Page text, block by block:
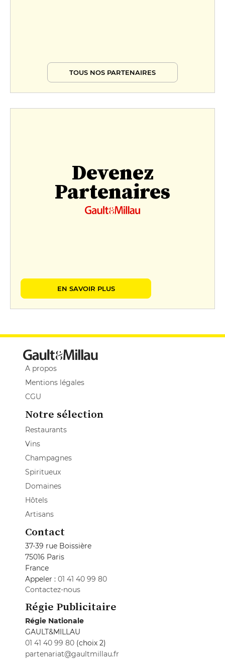
TOUS NOS PARTENAIRES
Devenez
Partenaires
EN SAVOIR PLUS
A propos
Mentions légales
CGU
Notre sélection
Restaurants
Vins
Champagnes
Spiritueux
Domaines
Hôtels
Artisans
Contact
37-39 rue Boissière
75016 Paris
France
Appeler : 01 41 40 99 80
Contactez-nous
Régie Publicitaire
Régie Nationale
GAULT&MILLAU
01 41 40 99 80 (choix 2)
partenariat@gaultmillau.fr